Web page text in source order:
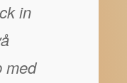
in
med